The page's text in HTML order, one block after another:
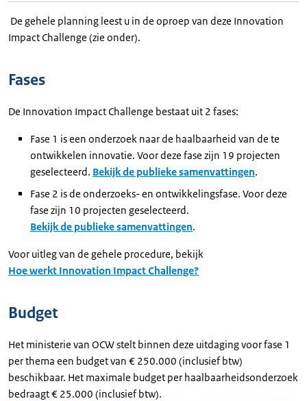
De gehele planning leest u in de oproep van deze Innovation
Impact Challenge (zie onder).
Fases
De Innovation Impact Challenge bestaat uit 2 fases:
Fase 1 is een onderzoek naar de haalbaarheid van de te
ontwikkelen innovatie. Voor deze fase zijn 19 projecten
geselecteerd. Bekijk de publieke samenvattingen.
Fase 2 is de onderzoeks- en ontwikkelingsfase. Voor deze
fase zijn 10 projecten geselecteerd.
Bekijk de publieke samenvattingen.
Voor uitleg van de gehele procedure, bekijk
Hoe werkt Innovation Impact Challenge?
Budget
Het ministerie van OCW stelt binnen deze uitdaging voor fase 1
per thema een budget van € 250.000 (inclusief btw)
beschikbaar. Het maximale budget per haalbaarheidsonderzoek
bedraagt € 25.000 (inclusief btw).